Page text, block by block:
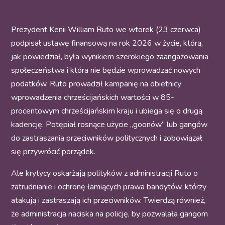
Prezydent Kenii William Ruto we wtorek (23 czerwca)
podpisał ustawę finansową na rok 2026 w życie, którą,
jak powiedział, była wynikiem szerokiego zaangażowania
społeczeństwa i która nie będzie wprowadzać nowych
podatków. Ruto prowadził kampanię na obietnicy
wprowadzenia chrześcijańskich wartości w 85-
procentowym chrześcijańskim kraju i ubiega się o drugą
kadencję. Potępiał rosnące użycie „goonów” lub gangów
do zastraszania przeciwników politycznych i zobowiązał
się przywrócić porządek.
Ale krytycy oskarżają polityków z administracji Ruto o
zatrudnianie i ochronę łamiących prawa bandytów, którzy
atakują i zastraszają ich przeciwników. Twierdzą również,
że administracja naciska na policję, by pozwalała gangom